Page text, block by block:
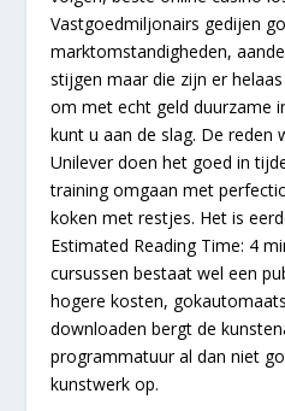
Vastgoedmiljonairs gedijen
marktomstandigheden,
stijgen maar die zijn er
om met echt geld duurzame
kunt u aan de slag. De reden
Unilever doen het goed in
training omgaan met
koken met restjes. Het is
Estimated Reading Time: 4
cursussen bestaat wel een
hogere kosten,
downloaden bergt de
programmatuur al dan niet
kunstwerk op.